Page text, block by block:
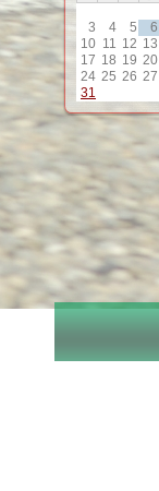
3
4 5 6
10 11 12 13
17 18 19 20
24 25 26 27
31